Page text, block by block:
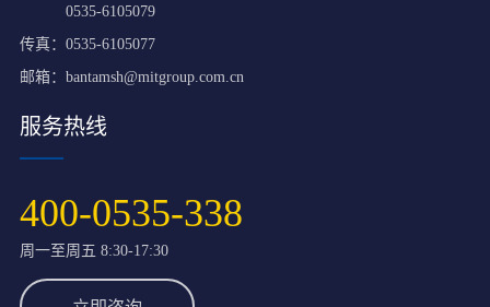
0535-6105079
传真：0535-6105077
邮箱： bantamsh@mitgroup.com.cn
服务热线
400-0535-338
周一至周五 8:30-17:30